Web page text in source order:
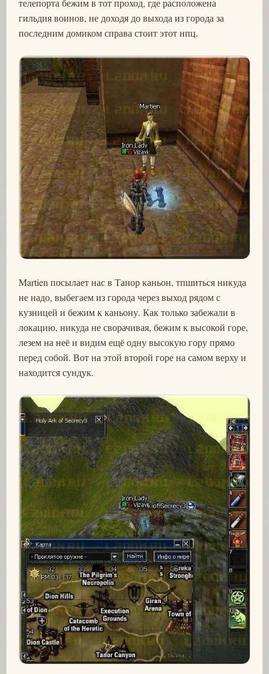
телепорта бежим в тот проход, где расположена
гильдия воинов, не доходя до выхода из города за
последним домиком справа стоит этот нпц.
Martien посылает нас в Танор каньон, тпшиться никуда
не надо, выбегаем из города через выход рядом с
кузницей и бежим к каньону. Как только забежали в
локацию, никуда не сворачивая, бежим к высокой горе,
лезем на неё и видим ещё одну высокую гору прямо
перед собой. Вот на этой второй горе на самом верху и
находится сундук.